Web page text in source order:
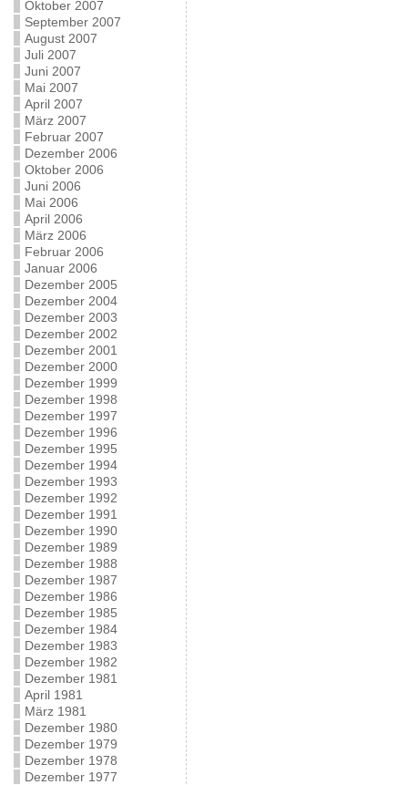
Oktober 2007
September 2007
August 2007
Juli 2007
Juni 2007
Mai 2007
April 2007
März 2007
Februar 2007
Dezember 2006
Oktober 2006
Juni 2006
Mai 2006
April 2006
März 2006
Februar 2006
Januar 2006
Dezember 2005
Dezember 2004
Dezember 2003
Dezember 2002
Dezember 2001
Dezember 2000
Dezember 1999
Dezember 1998
Dezember 1997
Dezember 1996
Dezember 1995
Dezember 1994
Dezember 1993
Dezember 1992
Dezember 1991
Dezember 1990
Dezember 1989
Dezember 1988
Dezember 1987
Dezember 1986
Dezember 1985
Dezember 1984
Dezember 1983
Dezember 1982
Dezember 1981
April 1981
März 1981
Dezember 1980
Dezember 1979
Dezember 1978
Dezember 1977